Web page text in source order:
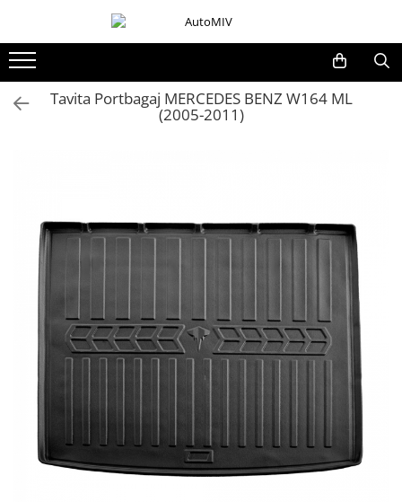
Oferta Saptamanii
Seturi Butoane
Butoane Blocare/Deblocare
Buton Frana
Buton Portbagaj
Alte Butoane/Comutatoare
Butoane Semnalizare
Accesorii Auto
Accesorii Auto Exterior
Tavita Portbagaj MERCEDES BENZ W164 ML
(2005-2011)